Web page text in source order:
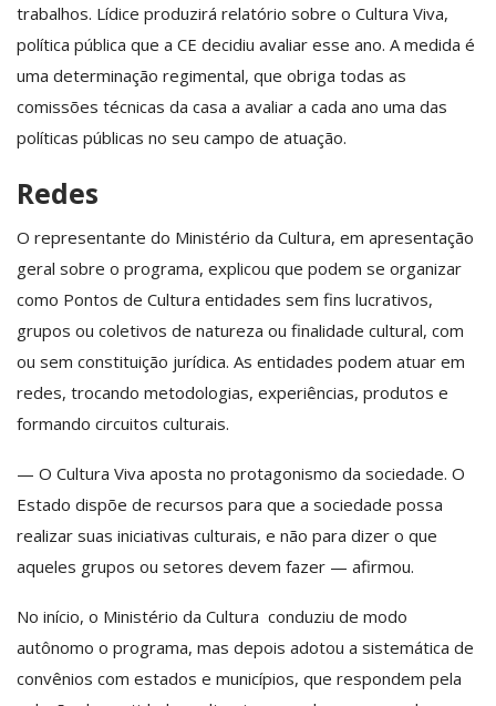
trabalhos. Lídice produzirá relatório sobre o Cultura Viva,
política pública que a CE decidiu avaliar esse ano. A medida é
uma determinação regimental, que obriga todas as
comissões técnicas da casa a avaliar a cada ano uma das
políticas públicas no seu campo de atuação.
Redes
O representante do Ministério da Cultura, em apresentação
geral sobre o programa, explicou que podem se organizar
como Pontos de Cultura entidades sem fins lucrativos,
grupos ou coletivos de natureza ou finalidade cultural, com
ou sem constituição jurídica. As entidades podem atuar em
redes, trocando metodologias, experiências, produtos e
formando circuitos culturais.
— O Cultura Viva aposta no protagonismo da sociedade. O
Estado dispõe de recursos para que a sociedade possa
realizar suas iniciativas culturais, e não para dizer o que
aqueles grupos ou setores devem fazer — afirmou.
No início, o Ministério da Cultura conduziu de modo
autônomo o programa, mas depois adotou a sistemática de
convênios com estados e municípios, que respondem pela